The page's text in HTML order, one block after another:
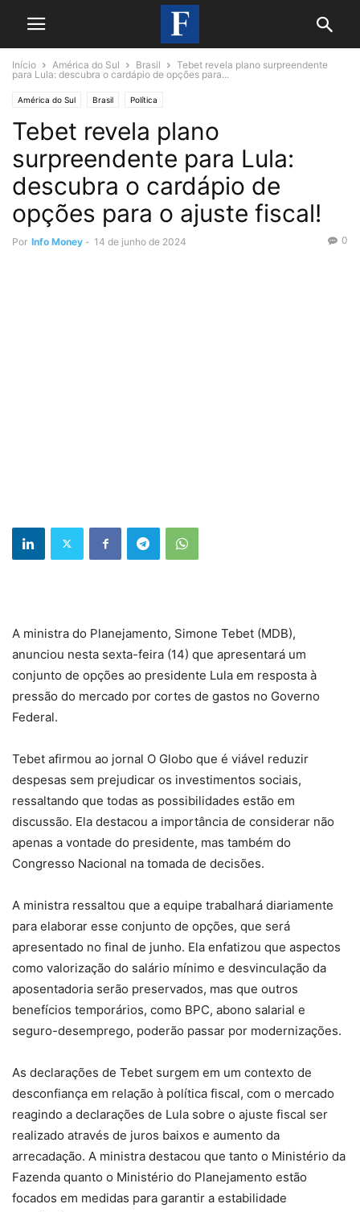
Início América do Sul Brasil
Tebet revela plano surpreendente
para Lula: descubra o cardápio de opções para...
América do Sul Brasil Política
Tebet revela plano
surpreendente para Lula:
descubra o cardápio de
opções para o ajuste fiscal!
Por Info Money - 14 de junho de 2024 0
A ministra do Planejamento, Simone Tebet (MDB),
anunciou nesta sexta-feira (14) que apresentará um
conjunto de opções ao presidente Lula em resposta à
pressão do mercado por cortes de gastos no Governo
Federal.
Tebet afirmou ao jornal O Globo que é viável reduzir
despesas sem prejudicar os investimentos sociais,
ressaltando que todas as possibilidades estão em
discussão. Ela destacou a importância de considerar não
apenas a vontade do presidente, mas também do
Congresso Nacional na tomada de decisões.
A ministra ressaltou que a equipe trabalhará diariamente
para elaborar esse conjunto de opções, que será
apresentado no final de junho. Ela enfatizou que aspectos
como valorização do salário mínimo e desvinculação da
aposentadoria serão preservados, mas que outros
benefícios temporários, como BPC, abono salarial e
seguro-desemprego, poderão passar por modernizações.
As declarações de Tebet surgem em um contexto de
desconfiança em relação à política fiscal, com o mercado
reagindo a declarações de Lula sobre o ajuste fiscal ser
realizado através de juros baixos e aumento da
arrecadação. A ministra destacou que tanto o Ministério da
Fazenda quanto o Ministério do Planejamento estão
focados em medidas para garantir a estabilidade